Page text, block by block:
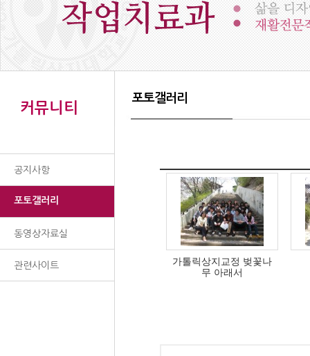
커뮤니티
공지사항
포토갤러리
동영상자료실
관련사이트
포토갤러리
가톨릭상지교정 벚꽃나
무 아래서